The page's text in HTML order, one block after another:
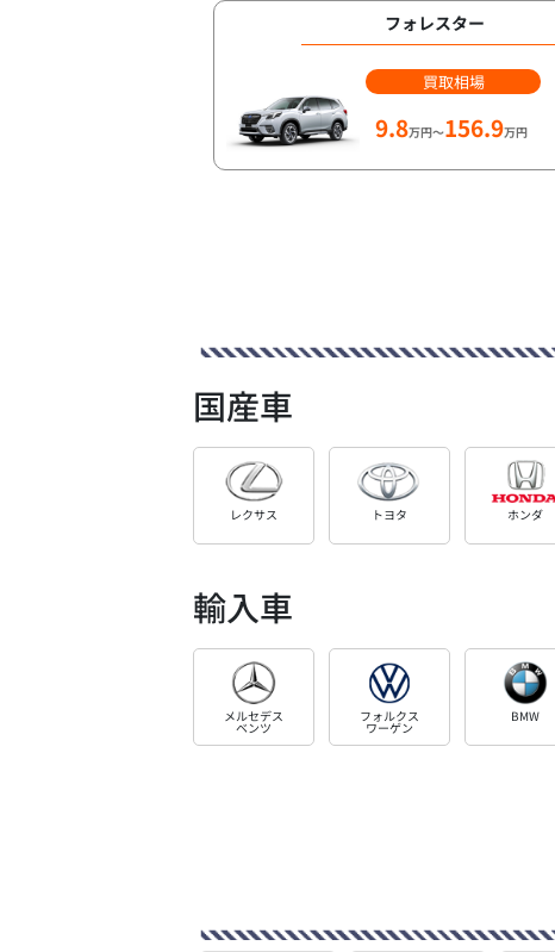
フォレスター
買取相場
9.8万円～156.9万円
国産車
レクサス トヨタ ホンダ
輸入車
メルセデス
ベンツ
フォルクス
ワーゲン
BMW